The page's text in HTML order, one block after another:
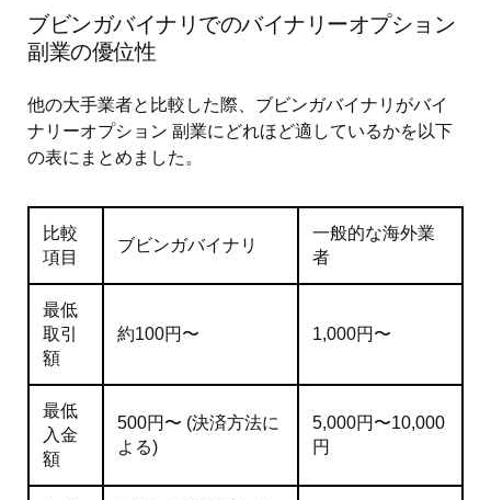
ブビンガバイナリでのバイナリーオプション
副業の優位性
他の大手業者と比較した際、ブビンガバイナリがバイ
ナリーオプション 副業にどれほど適しているかを以下
の表にまとめました。
比較
項目
ブビンガバイナリ
一般的な海外業
者
最低
取引
額
約100円〜 1,000円〜
最低
入金
額
500円〜 (決済方法に
よる)
5,000円〜10,000
円